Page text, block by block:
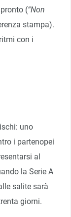
(“Non
stampa).
con i
uno
i partenopei
al
la Serie A
salite sarà
giorni.